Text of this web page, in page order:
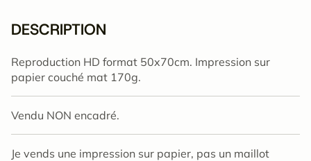
DESCRIPTION
Reproduction HD format 50x70cm. Impression sur
papier couché mat 170g.
Vendu NON encadré.
Je vends une impression sur papier, pas un maillot